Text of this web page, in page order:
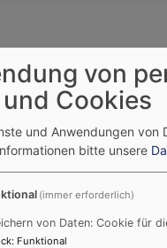
Rehweiler ist ein
Geiselwind. Diese
Tal der "Reichen
von
Cookies
und Anwendungen
bitte unsere
(immer erforderlich)
von Daten: Cookie für
: Funktional